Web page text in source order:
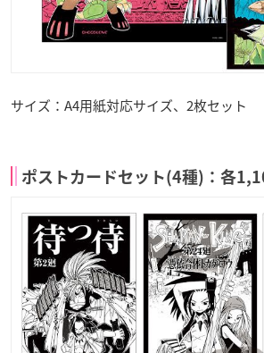
サイズ：A4用紙対応サイズ、2枚セット
ポストカードセット(4種)：各